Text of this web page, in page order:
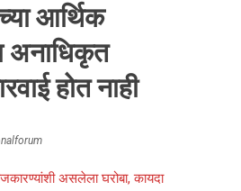
आर्थिक
अनाधिकृत
होत नाही
असलेला घरोबा, कायदा